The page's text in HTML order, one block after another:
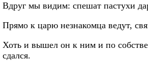
Вдруг мы видим: спешат пастухи
Прямо к царю незнакомца ведут,
Хоть и вышел он к ним и по
сдался.